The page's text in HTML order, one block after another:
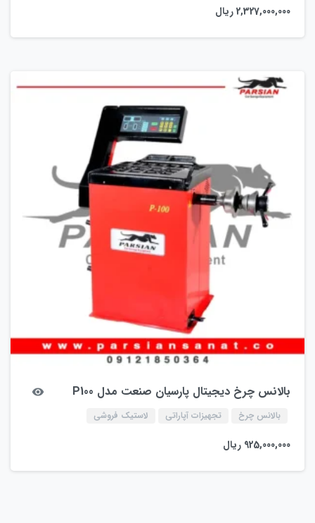
2,327,000,000ریال
بالانس چرخ دیجیتال پارسیان صنعت مدل P100
بالانس چرخ تجهیزات آپاراتی لاستیک فروشی
925,000,000 ریال